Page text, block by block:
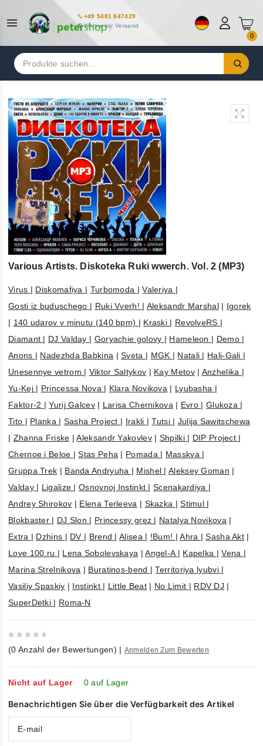
+49 5481 847429
Weltweiter Versand
0
Suchen
nach:
Various Artists. Diskoteka Ruki wwerch. Vol. 2 (MP3)
Virus | Diskomafiya | Turbomoda |Valeriya |
Gosti iz buduschego | Ruki Vverh! | Aleksandr Marshal| Igorek
| 140 udarov v minutu (140 bpm) | Kraski | RevolveRS |
Diamant | DJ Valday | Goryachie golovy | Hameleon | Demo |
Anons | Nadezhda Babkina |Sveta | MGK | Natali | Hali-Gali |
Unesennye vetrom | Viktor Saltykov | Kay Metov| Anzhelika |
Yu-Kej | Princessa Nova | Klara Novikova | Lyubasha |
Faktor-2 |Yurij Galcev| Larisa Chernikova | Evro | Glukoza |
Tito | Planka | Sasha Project | Irakli |Tutsi | Julija Sawitschewa
| Zhanna Friske |Aleksandr Yakovlev| Shpilki | DIP Project |
Chernoe i Beloe |Stas Peha | Pomada | Masskva |
Gruppa Trek | Banda Andryuha | Mishel |Aleksey Goman |
Valday | Ligalize |Osnovnoj Instinkt |Scenakardiya |
Andrey Shirokov | Elena Terleeva | Skazka |Stimul |
Blokbaster | DJ Slon | Princessy grez | Natalya Novikova |
Extra | Dzhins | DV | Brend |Alisea | !Bum! |Ahra |Sasha Akt |
Love 100.ru | Lena Sobolevskaya |Angel-A | Kapelka |Vena |
Marina Strelnikova | Buratinos-bend |Territoriya lyubvi |
Vasiliy Spaskiy | Instinkt | Little Beat | No Limit | RDV DJ |
SuperDetki | Roma-N
out
of
5
(0 Anzahl der Bewertungen) | Anmelden Zum Bewerten
Nicht auf Lager 0 auf Lager
Benachrichtigen Sie über die Verfügbarkeit des Artikel